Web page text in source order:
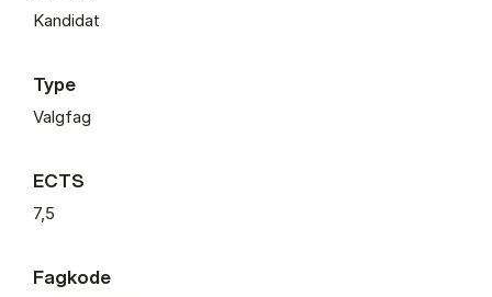
Kandidat
Type
Valgfag
ECTS
7,5
Fagkode